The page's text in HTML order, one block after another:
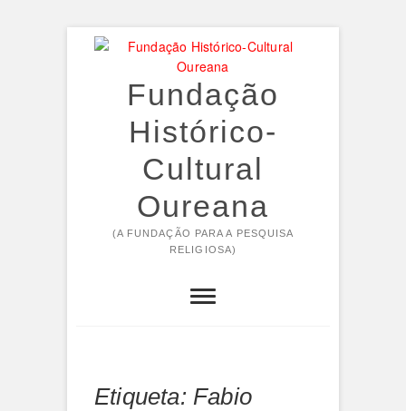
Fundação
Histórico-
Cultural
Oureana
(A FUNDAÇÃO PARA A PESQUISA
RELIGIOSA)
Etiqueta: Fabio